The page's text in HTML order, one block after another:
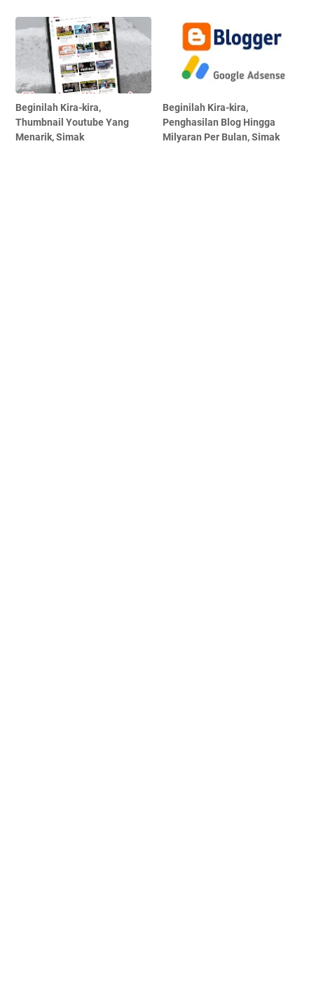
Beginilah Kira-kira,
Thumbnail Youtube Yang
Menarik, Simak
Beginilah Kira-kira,
Penghasilan Blog Hingga
Milyaran Per Bulan, Simak